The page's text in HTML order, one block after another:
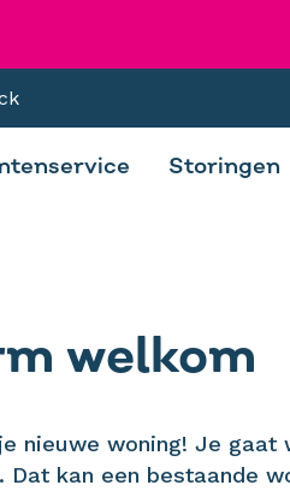
Storingen
welkom
nieuwe woning! Je gaat
Dat kan een bestaande